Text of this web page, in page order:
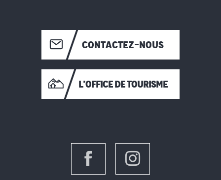
CONTACTEZ-NOUS
L'OFFICE DE TOURISME